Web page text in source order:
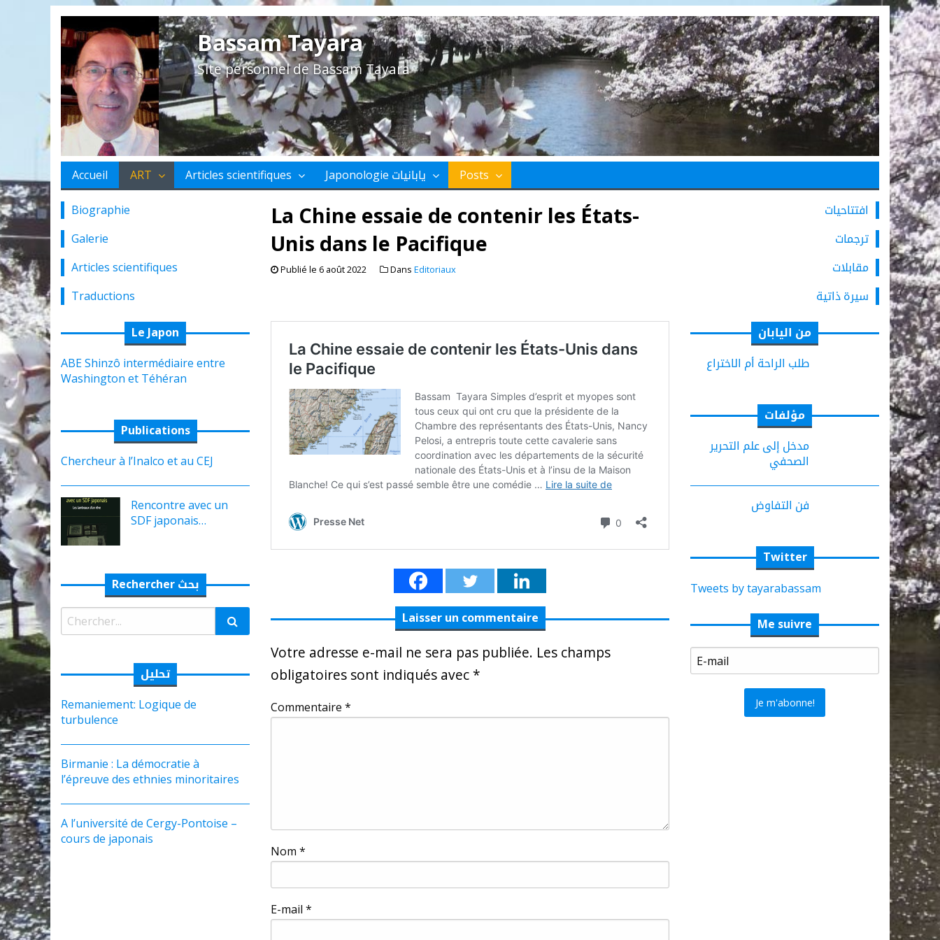
Bassam Tayara
Site personnel de Bassam Tayara
Accueil ART Articles scientifiques Japonologie يابانيات Posts
La Chine essaie de contenir les États-
Unis dans le Pacifique
Publié le 6 août 2022 Dans Editoriaux
Laisser un commentaire
Votre adresse e-mail ne sera pas publiée. Les champs
obligatoires sont indiqués avec *
Commentaire *
Nom *
E-mail *
Biographie
Galerie
Articles scientifiques
Traductions
Le Japon
ABE Shinzô intermédiaire entre
Washington et Téhéran
Publications
Chercheur à l’Inalco et au CEJ
Rencontre avec un
SDF japonais…
Rechercher بحث
Rechercher:
تحليل
Remaniement: Logique de
turbulence
Birmanie : La démocratie à
l’épreuve des ethnies minoritaires
A l’université de Cergy-Pontoise –
cours de japonais
افتتاحيات
ترجمات
مقابلات
سيرة ذاتية
من اليابان
طلب الراحة أم الاختراع
مؤلفات
مدخل إلى علم التحرير
الصحفي
فن التفاوض
Twitter
Tweets by tayarabassam
Me suivre